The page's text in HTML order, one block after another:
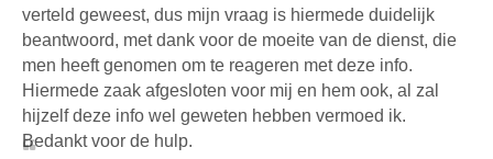
verteld geweest, dus mijn vraag is hiermede duidelijk
beantwoord, met dank voor de moeite van de dienst, die
men heeft genomen om te reageren met deze info.
Hiermede zaak afgesloten voor mij en hem ook, al zal
hijzelf deze info wel geweten hebben vermoed ik.
Bedankt voor de hulp.